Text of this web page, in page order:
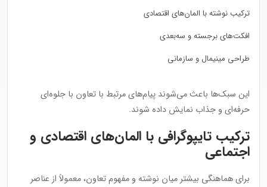
ترکیب نوشته با المان‌های اقتصادی
افکت‌های برجسته و سه‌بعدی
طراحی مینیمال و سازمانی
این سبک‌ها باعث می‌شوند پیام‌های مرتبط با تعاون با جلوه‌ای
حرفه‌ای و جذاب نمایش داده شوند.
ترکیب تایپوگرافی با المان‌های اقتصادی و
اجتماعی
برای هماهنگی بیشتر میان نوشته و مفهوم تعاون، معمولاً از عناصر